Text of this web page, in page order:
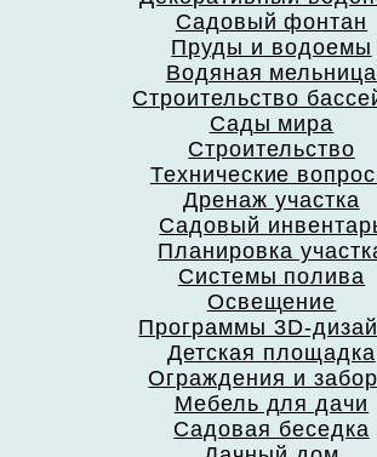
Садовый фонтан
Пруды и водоемы
Водяная мельница
Строительство
Сады мира
Строительство
Технические
Дренаж участка
Садовый
Планировка
Системы полива
Освещение
Программы 3D-
Детская площадка
Ограждения и
Мебель для дачи
Садовая беседка